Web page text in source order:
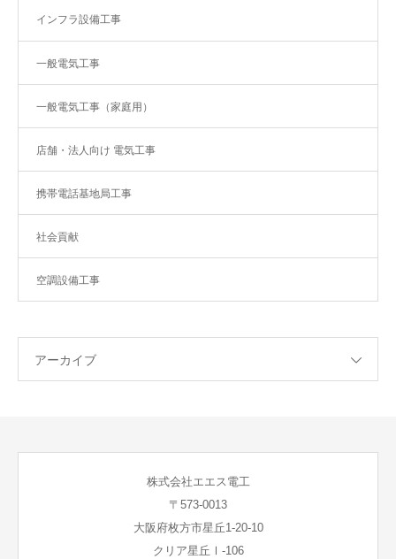
インフラ設備工事
一般電気工事
一般電気工事（家庭用）
店舗・法人向け 電気工事
携帯電話基地局工事
社会貢献
空調設備工事
アーカイブ
株式会社エエス電工
〒573-0013
大阪府枚方市星丘1-20-10
クリア星丘Ⅰ-106